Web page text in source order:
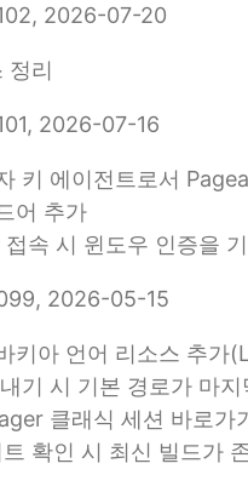
2026-07-20
정리
2026-07-16
키 에이전트로서
어 추가
접속 시 윈도우 인증을
2026-05-15
키아 언어 리소스 추가
기 시 기본 경로가 마
클래식 세션 바로가
확인 시 최신 빌드가